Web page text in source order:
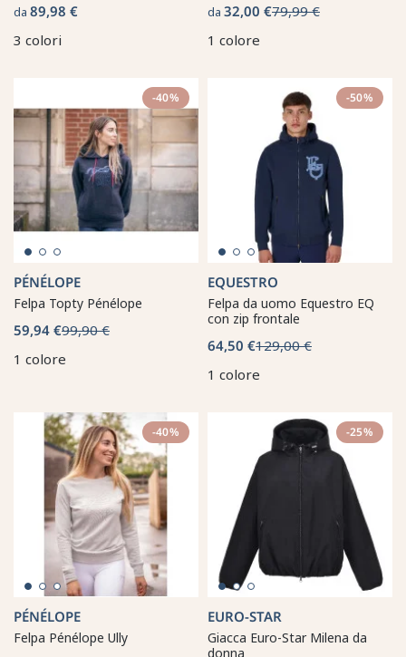
da 89,98 €
3 colori
da 32,00 €79,99 €
1 colore
-40%
PÉNÉLOPE
Felpa Topty Pénélope
59,94 €99,90 €
1 colore
-50%
EQUESTRO
Felpa da uomo Equestro EQ
con zip frontale
64,50 €129,00 €
1 colore
-40%
PÉNÉLOPE
Felpa Pénélope Ully
-25%
EURO-STAR
Giacca Euro-Star Milena da
donna